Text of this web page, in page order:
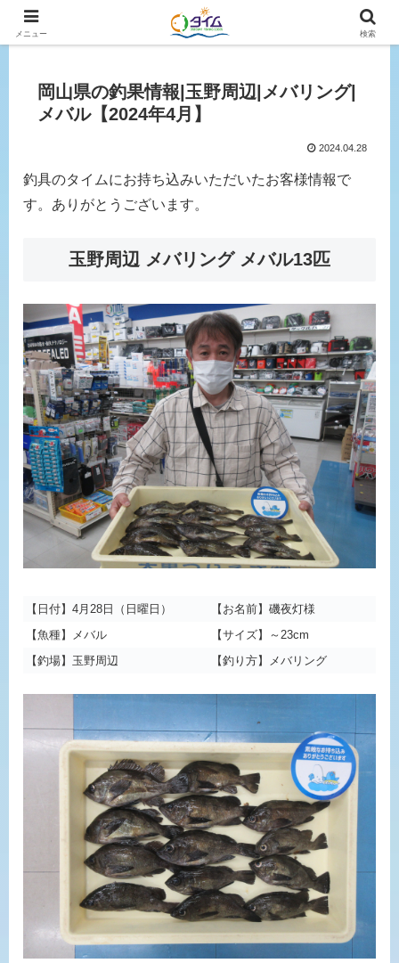
広島、岡山の釣り情報はタイムにおまかせ！
岡山県の釣果情報|玉野周辺|メバリング|
メバル【2024年4月】
2024.04.28
釣具のタイムにお持ち込みいただいたお客様情報で
す。ありがとうございます。
玉野周辺 メバリング メバル13匹
【日付】4月28日（日曜日）
【お名前】磯夜灯様
【魚種】メバル
【サイズ】～23cm
【釣場】玉野周辺
【釣り方】メバリング
メニュー 検索